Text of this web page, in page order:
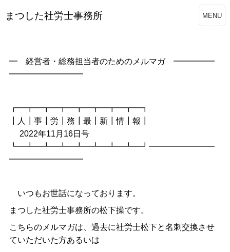
まつした社労士事務所 MENU
━ 経営者・総務担当者のためのメルマガ ━━━━━
━━━━━━━━━
┏━┳━┳━┳━┳━┳━┳━┳━┓
┃人┃事┃労┃務┃最┃新┃情┃報┃
2022年11月16日号
┗━┻━┻━┻━┻━┻━┻━┻━┛━━━━━━━━
━━━━━━━━━
いつもお世話になっております。
まつした社労士事務所の松下操です。
こちらのメルマガは、過去に社労士松下と名刺交換させ
ていただいた方あるいは